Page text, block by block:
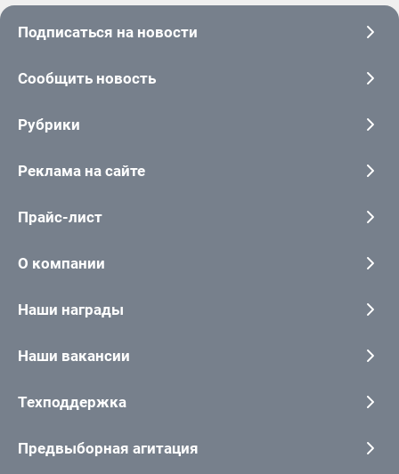
Подписаться на новости
Сообщить новость
Рубрики
Реклама на сайте
Прайс-лист
О компании
Наши награды
Наши вакансии
Техподдержка
Предвыборная агитация